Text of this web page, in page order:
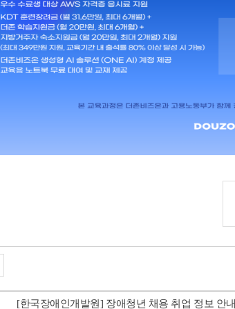
[한국장애인개발원] 장애청년 채용 취업 정보 안내